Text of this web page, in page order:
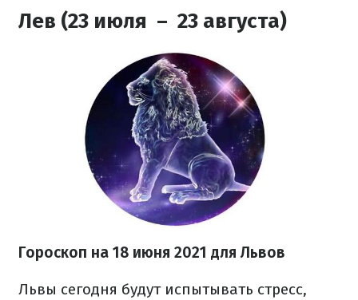
Лев (23 июля – 23 августа)
Гороскоп на 18 июня 2021 для Львов
Львы сегодня будут испытывать стресс,